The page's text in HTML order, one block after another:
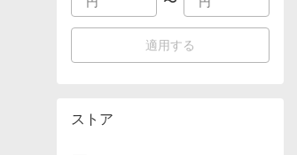
適用する
ストア